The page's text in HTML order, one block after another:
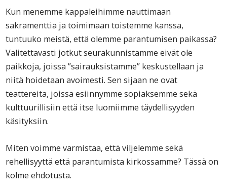
Kun menemme kappaleihimme nauttimaan
sakramenttia ja toimimaan toistemme kanssa,
tuntuuko meistä, että olemme parantumisen paikassa?
Valitettavasti jotkut seurakunnistamme eivät ole
paikkoja, joissa ”sairauksistamme” keskustellaan ja
niitä hoidetaan avoimesti. Sen sijaan ne ovat
teattereita, joissa esiinnymme sopiaksemme sekä
kulttuurillisiin että itse luomiimme täydellisyyden
käsityksiin.
Miten voimme varmistaa, että viljelemme sekä
rehellisyyttä että parantumista kirkossamme? Tässä on
kolme ehdotusta.